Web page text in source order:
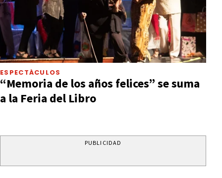
ESPECTÁCULOS
“Memoria de los años felices” se suma
a la Feria del Libro
PUBLICIDAD